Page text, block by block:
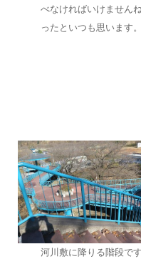
べなければいけません
ったといつも思います。
河川敷に降りる階段で